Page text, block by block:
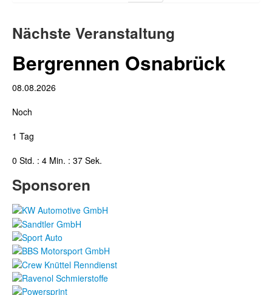
Nächste Veranstaltung
Bergrennen Osnabrück
08.08.2026
Noch
1 Tag
0 Std. : 4 Min. : 36 Sek.
Sponsoren